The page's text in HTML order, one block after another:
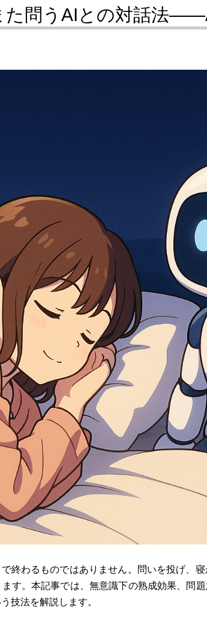
た問うAIとの対話法
終わるものではありません。問いを投げ、
す。本記事では、無意識下の熟成効果、問
技法を解説します。